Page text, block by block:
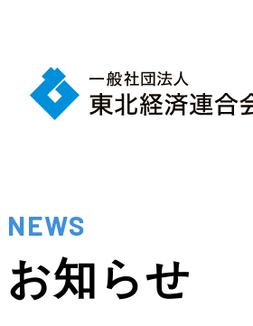
NEWS
お知らせ